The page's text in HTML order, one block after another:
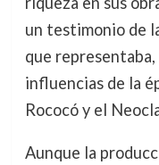
un testimonio de
que
influencias de la
Rococó y el
Aunque la